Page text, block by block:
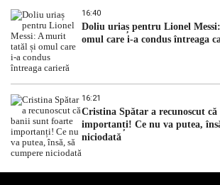
16:40
Doliu uriaș pentru Lionel
omul care i-a condus întreaga
16:21
Cristina Spătar a recunoscut
importanți! Ce nu va putea,
niciodată